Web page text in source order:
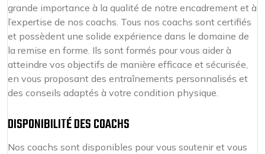
grande importance à la qualité de notre encadrement et à
l’expertise de nos coachs. Tous nos coachs sont certifiés
et possèdent une solide expérience dans le domaine de
la remise en forme. Ils sont formés pour vous aider à
atteindre vos objectifs de manière efficace et sécurisée,
en vous proposant des entraînements personnalisés et
des conseils adaptés à votre condition physique.
DISPONIBILITÉ DES COACHS
Nos coachs sont disponibles pour vous soutenir et vous